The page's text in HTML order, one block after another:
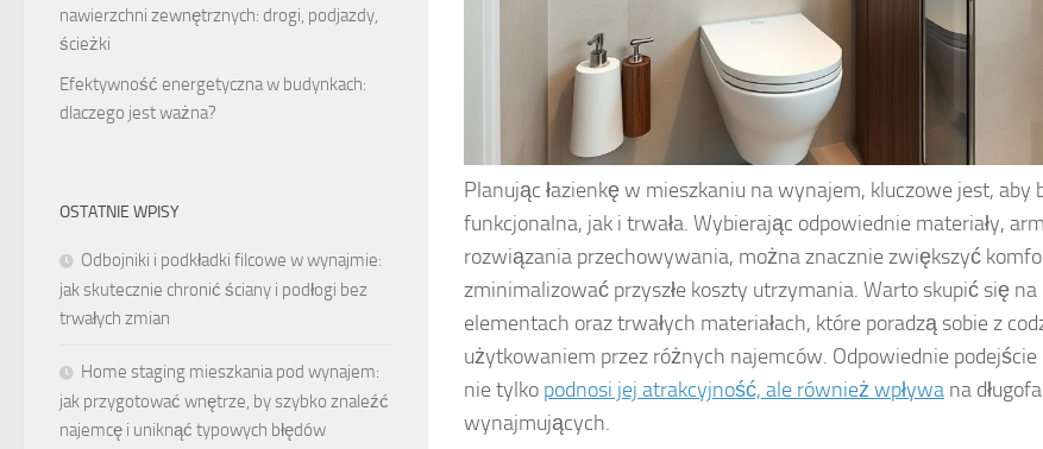
Planując łazienkę w mieszkaniu na wynajem, kluczowe jest, aby
funkcjonalna, jak i trwała. Wybierając odpowiednie materiały,
rozwiązania przechowywania, można znacznie zwiększyć
zminimalizować przyszłe koszty utrzymania. Warto skupić się
elementach oraz trwałych materiałach, które poradzą sobie z
użytkowaniem przez różnych najemców. Odpowiednie podejście
nie tylko podnosi jej atrakcyjność, ale również wpływa na
wynajmujących.
nawierzchni zewnętrznych: drogi, podjazdy,
ścieżki
Efektywność energetyczna w budynkach:
dlaczego jest ważna?
OSTATNIE WPISY
Odbojniki i podkładki filcowe w wynajmie:
jak skutecznie chronić ściany i podłogi bez
trwałych zmian
Home staging mieszkania pod wynajem:
jak przygotować wnętrze, by szybko znaleźć
najemcę i uniknąć typowych błędów